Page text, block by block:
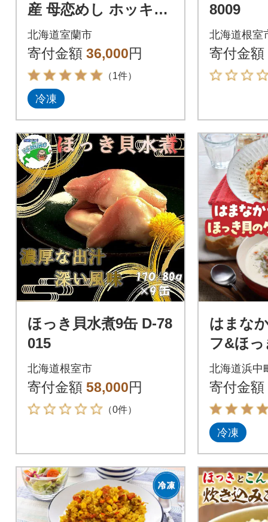
産 母恋めし ホッキ貝
の炊き込みご飯のお
にぎり(冷凍)5個入り×
3パック
北海道室蘭市
寄付金額 36,000円
（1件）
冷凍
8009
北海道根室
寄付金額
ほっき貝水煮9缶 D-78
015
北海道根室市
寄付金額 58,000円
（0件）
はまな
フ&ほ
チャウ
034-102
北海道浜中
寄付金額
冷凍